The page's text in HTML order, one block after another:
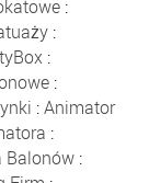
:
:
:
:
:Animator
:
Balonów :